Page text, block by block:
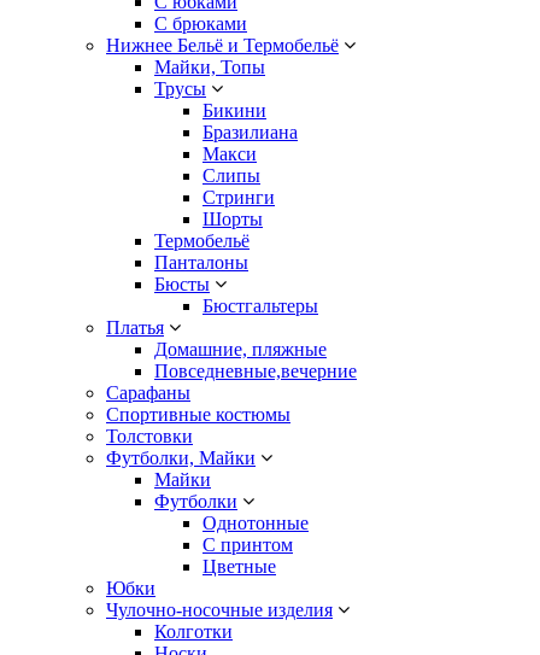
С брюками
Нижнее Бельё и Термобельё
Майки, Топы
Трусы
Бикини
Бразилиана
Макси
Слипы
Стринги
Шорты
Термобельё
Панталоны
Бюсты
Бюстгальтеры
Платья
Домашние, пляжные
Повседневные,вечерние
Сарафаны
Спортивные костюмы
Толстовки
Футболки, Майки
Майки
Футболки
Однотонные
С принтом
Цветные
Юбки
Чулочно-носочные изделия
Колготки